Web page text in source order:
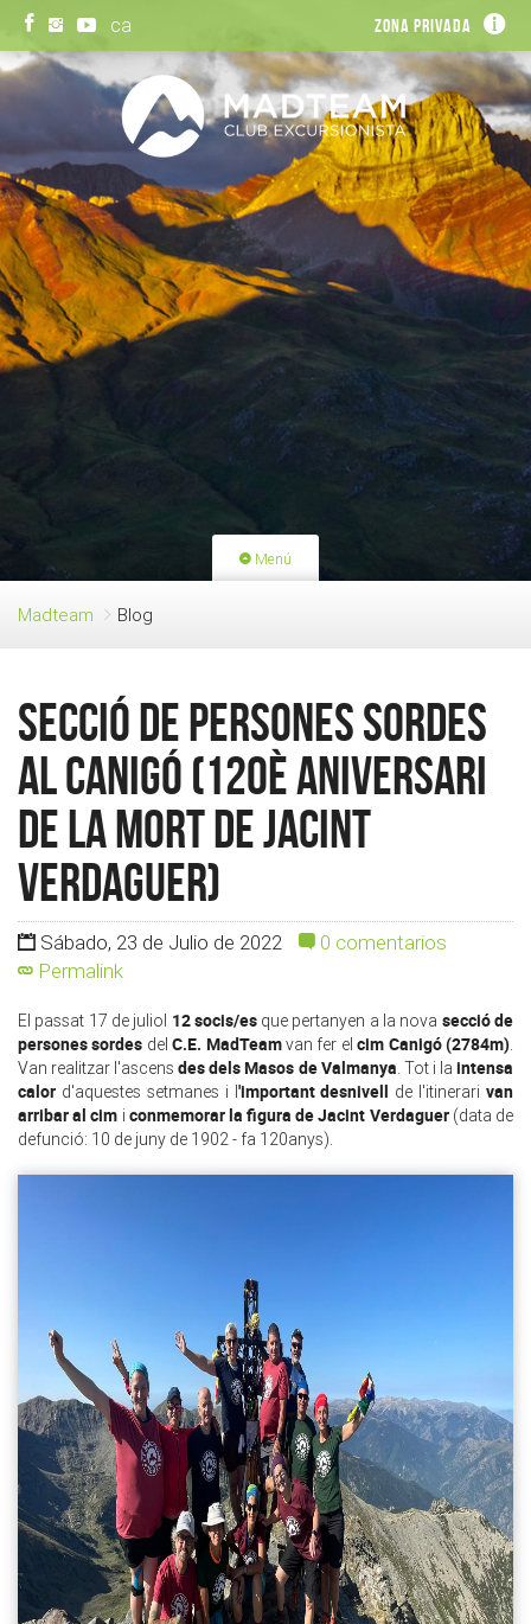
ca Zona privada
Menú
PORTADA
HAZTE SOCIO
Madteam Blog
Secció de Persones Sordes
al Canigó (120è aniversari
de la mort de Jacint
Verdaguer)
Sábado, 23 de Julio de 2022
0 comentarios
Permalink
El passat 17 de juliol 12 socis/esque pertanyen a la nova secció de
persones sordes delC.E. MadTeamvan fer elcim Canigó (2784m).
Van realitzar l'ascensdes dels Masos de Valmanya. Tot i laintensa
calor d'aquestes setmanes i l'important desnivell de l'itinerari van
arribar al cim i conmemorar la figura de Jacint Verdaguer(data de
defunció: 10 de juny de 1902 - fa 120anys).